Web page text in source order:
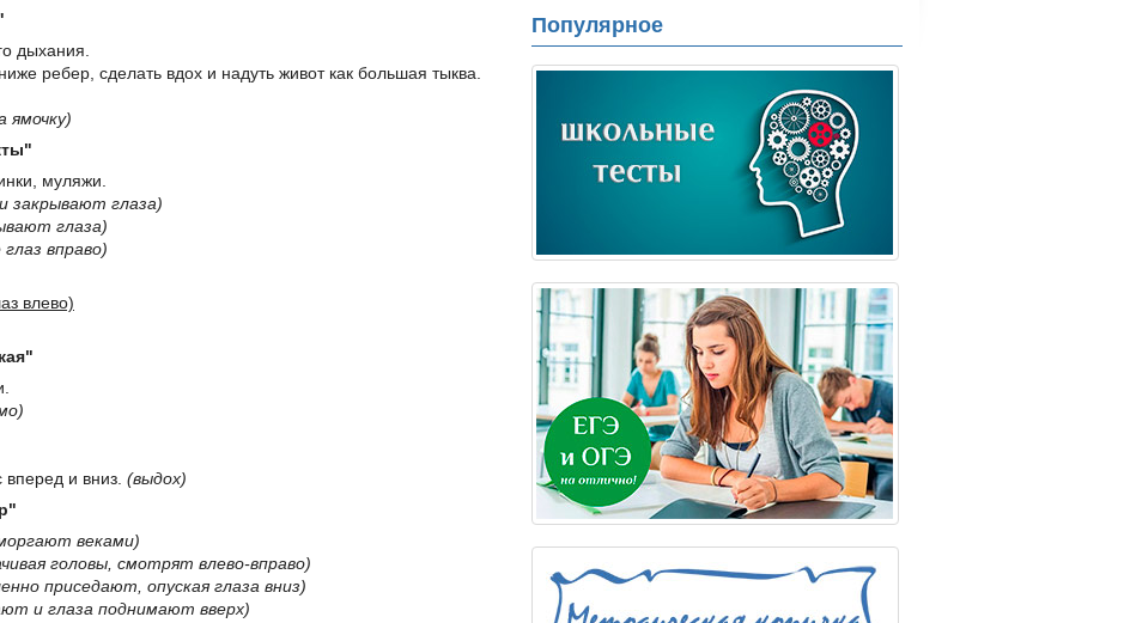
дыхания.
ребер, сделать вдох и надуть живот как большая тыква.
ямочку)
муляжи.
закрывают глаза)
глаза)
вправо)
влево)
вперед и вниз. (выдох)
веками)
головы, смотрят влево-вправо)
приседают, опуская глаза вниз)
и глаза поднимают вверх)
Популярное